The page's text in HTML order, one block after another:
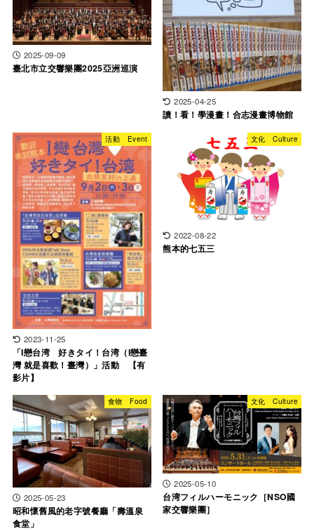
2025-09-09
臺北市立交響樂團2025亞洲巡演
2025-04-25
讀！看！學漫畫！合志漫畫博物館
活動 Event
2023-11-25
「I戀台湾 好きタイ！台湾（I戀臺
灣 就是喜歡！臺灣）」活動 【有
影片】
文化 Culture
2022-08-22
熊本的七五三
食物 Food
2025-05-23
昭和懷舊風的老字號餐廳「壽溫泉
食堂」
文化 Culture
2025-05-10
台湾フィルハーモニック［NSO國
家交響樂團］